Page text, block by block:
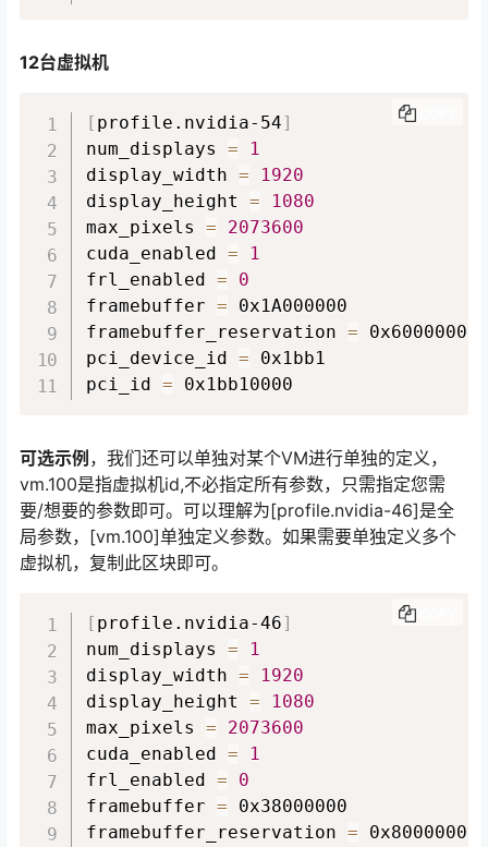
12台虚拟机
[ profile.nvidia-54]
num_displays =
1
display_width =
1920
display_height =
1080
max_pixels =
2073600
cuda_enabled =
1
frl_enabled =
0
framebuffer = 0x1A000000
framebuffer_reservation = 0x6000000
pci_device_id = 0x1bb1
pci_id = 0x1bb10000
可选示例 ，我们还可以单独对某个VM进行单独的定义，
vm.100是指虚拟机id,不必指定所有参数，只需指定您需
要/想要的参数即可。可以理解为[profile.nvidia-46]是全
局参数，[vm.100]单独定义参数。如果需要单独定义多个
虚拟机，复制此区块即可。
[ profile.nvidia-46]
num_displays =
1
display_width =
1920
display_height =
1080
max_pixels =
2073600
cuda_enabled =
1
frl_enabled =
0
framebuffer = 0x38000000
framebuffer_reservation = 0x8000000